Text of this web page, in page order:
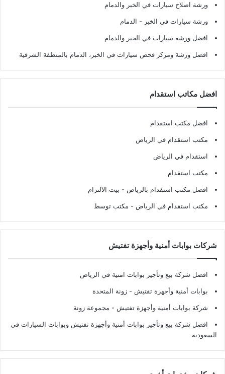
ورشة اصلاح سيارات في الخبر والدمام
ورشة سيارات في الخبر - الدمام
افضل ورشة سيارات في الخبر والدمام
افضل ورشة ومركز فحص سيارات في الخبر، الدمام بالمنطقة الشرقية
افضل مكاتب استقدام
افضل مكتب استقدام
مكتب استقدام في الرياض
استقدام في الرياض
مكتب استقدام
افضل مكتب استقدام بالرياض - بيت الالتزام
مكتب استقدام في الرياض - مكتب توسط
شركات بوابات أمنية وأجهزة تفتيش
افضل شركة بيع وتأجير بوابات امنية في الرياض
بوابات أمنية وأجهزة تفتيش - زونة المتحدة
شركة بوابات أمنية وأجهزة تفتيش - مجموعة زونة
افضل شركة بيع وتأجير بوابات أمنية وأجهزة تفتيش وبوابات السيارات في
السعودية